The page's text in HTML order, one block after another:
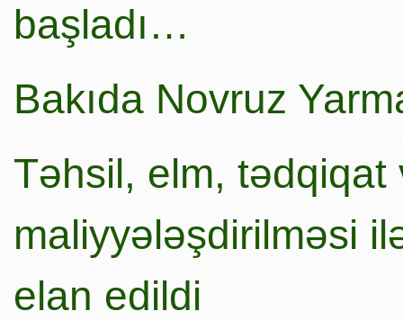
başladı…
Bakıda Novruz
Təhsil, elm,
maliyyələşdirilməsi
elan edildi